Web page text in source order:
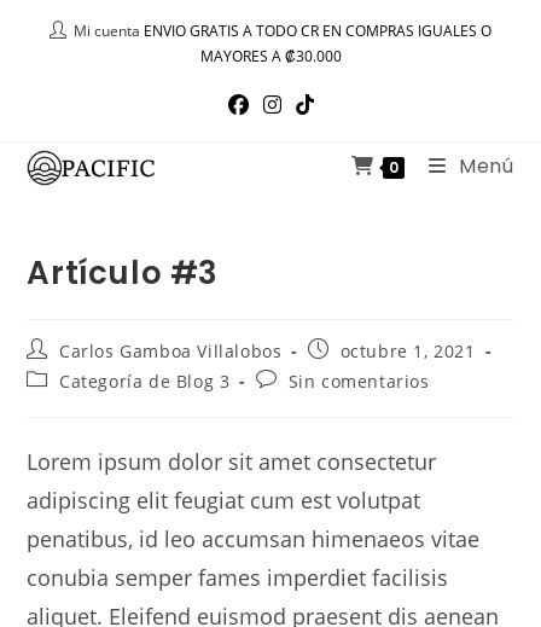
Mi cuenta ENVIO GRATIS A TODO CR EN COMPRAS IGUALES O
MAYORES A ₡30.000
0 Menú
Artículo #3
Autor
de
la
Carlos Gamboa Villalobos
Publicación
la
octubre 1, 2021
Categoría
entrada:
Categoría de Blog 3
Comentarios
Sin comentarios
Lorem ipsum dolor sit amet consectetur
adipiscing elit feugiat cum est volutpat
penatibus, id leo accumsan himenaeos vitae
conubia semper fames imperdiet facilisis
aliquet. Eleifend euismod praesent dis aenean